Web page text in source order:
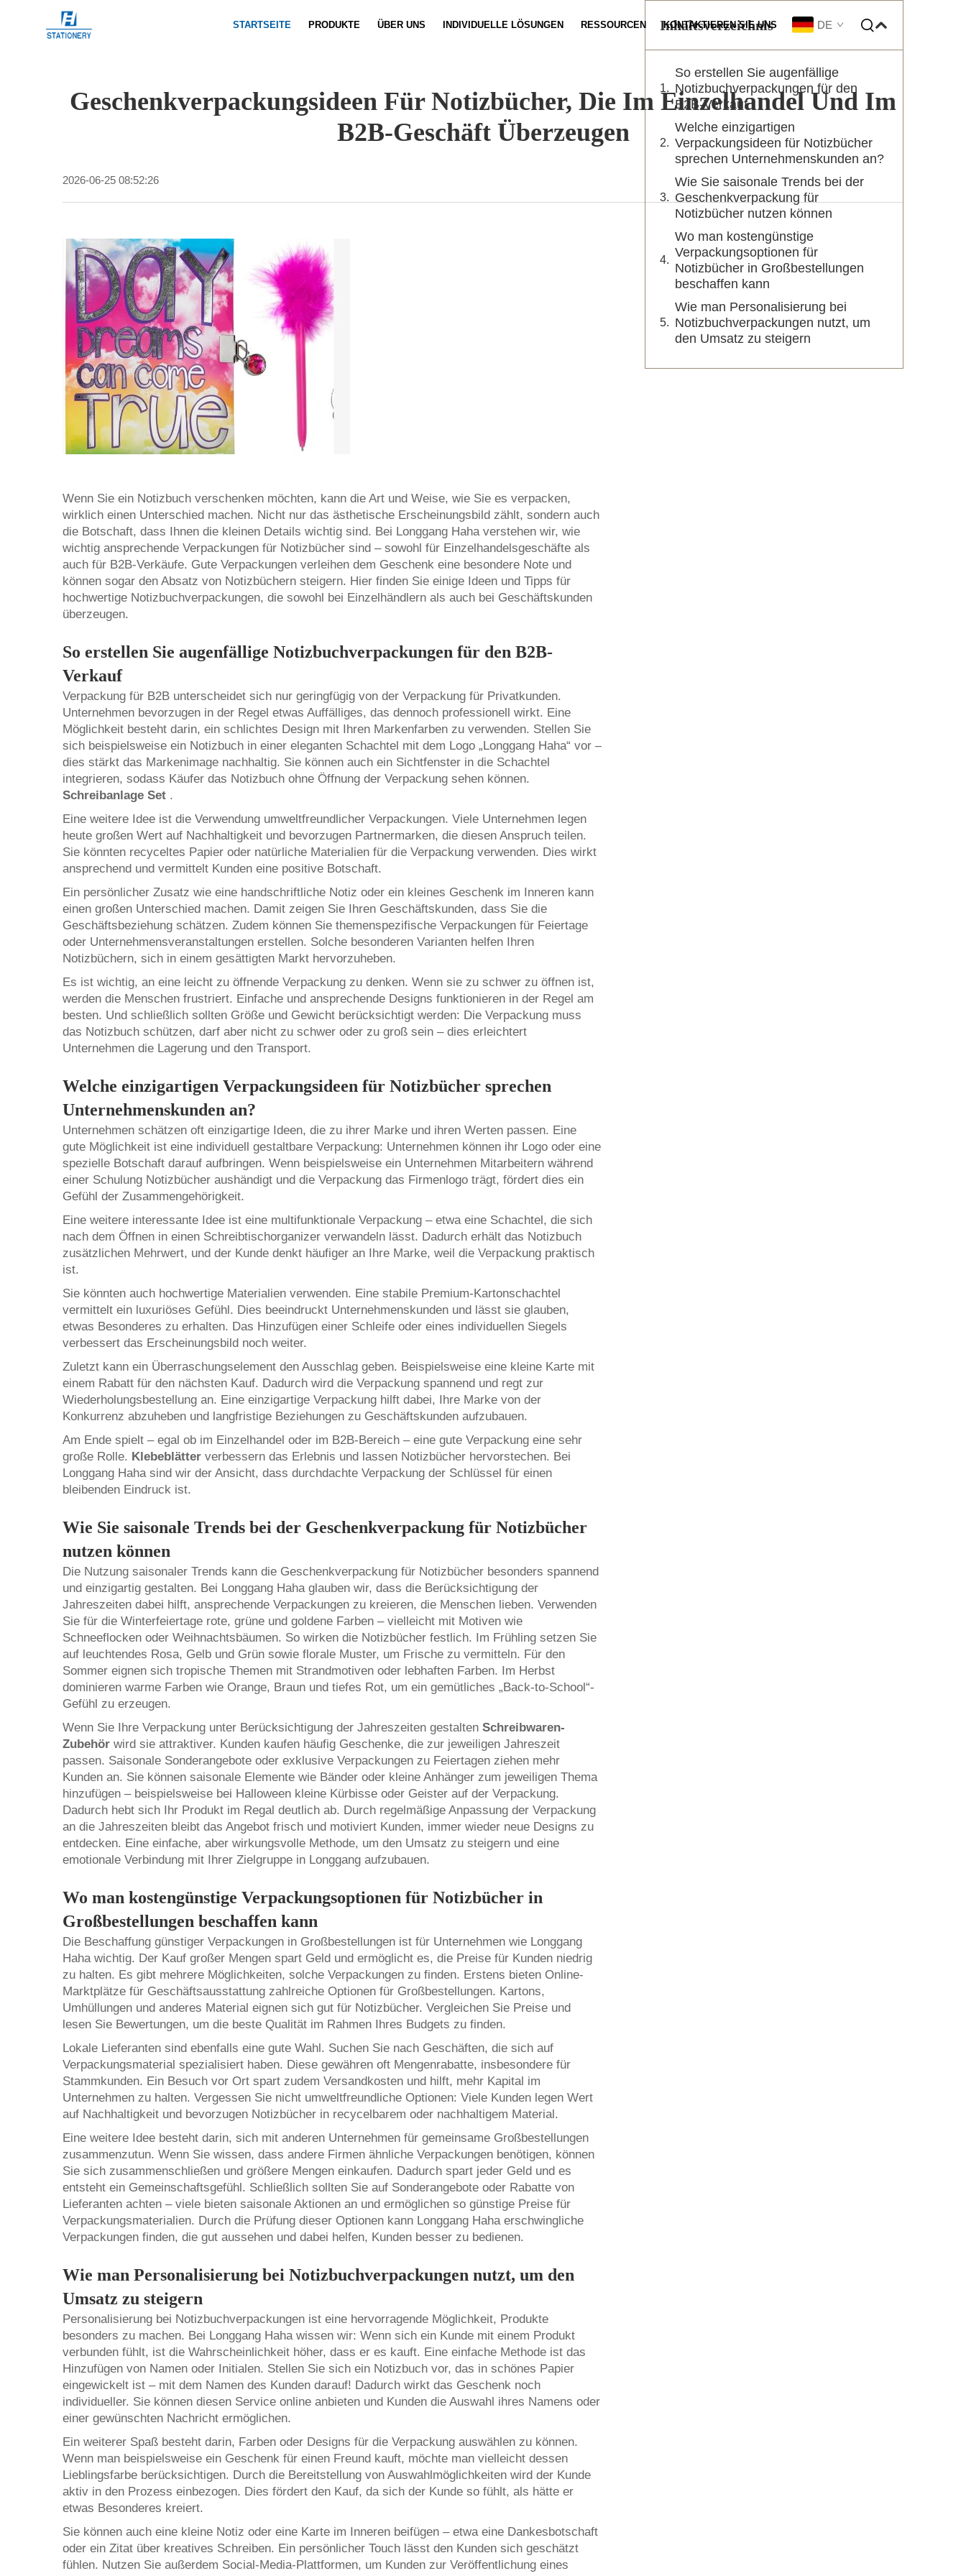
STARTSEITE PRODUKTE ÜBER UNS INDIVIDUELLE LÖSUNGEN
Satz-Anpassung
RESSOURCEN KONTAKTIEREN SIE UNS DE
Geschenkverpackungsideen Für Notizbücher, Die Im Einzelhandel Und Im
B2B-Geschäft Überzeugen
2026-06-25 08:52:26
Wenn Sie ein Notizbuch verschenken möchten, kann die Art und Weise, wie Sie es verpacken,
wirklich einen Unterschied machen. Nicht nur das ästhetische Erscheinungsbild zählt, sondern auch
die Botschaft, dass Ihnen die kleinen Details wichtig sind. Bei Longgang Haha verstehen wir, wie
wichtig ansprechende Verpackungen für Notizbücher sind – sowohl für Einzelhandelsgeschäfte als
auch für B2B-Verkäufe. Gute Verpackungen verleihen dem Geschenk eine besondere Note und
können sogar den Absatz von Notizbüchern steigern. Hier finden Sie einige Ideen und Tipps für
hochwertige Notizbuchverpackungen, die sowohl bei Einzelhändlern als auch bei Geschäftskunden
überzeugen.
So erstellen Sie augenfällige Notizbuchverpackungen für den B2B-
Verkauf
Verpackung für B2B unterscheidet sich nur geringfügig von der Verpackung für Privatkunden.
Unternehmen bevorzugen in der Regel etwas Auffälliges, das dennoch professionell wirkt. Eine
Möglichkeit besteht darin, ein schlichtes Design mit Ihren Markenfarben zu verwenden. Stellen Sie
sich beispielsweise ein Notizbuch in einer eleganten Schachtel mit dem Logo „Longgang Haha“ vor –
dies stärkt das Markenimage nachhaltig. Sie können auch ein Sichtfenster in die Schachtel
integrieren, sodass Käufer das Notizbuch ohne Öffnung der Verpackung sehen können.
Schreibanlage Set .
Eine weitere Idee ist die Verwendung umweltfreundlicher Verpackungen. Viele Unternehmen legen
heute großen Wert auf Nachhaltigkeit und bevorzugen Partnermarken, die diesen Anspruch teilen.
Sie könnten recyceltes Papier oder natürliche Materialien für die Verpackung verwenden. Dies wirkt
ansprechend und vermittelt Kunden eine positive Botschaft.
Ein persönlicher Zusatz wie eine handschriftliche Notiz oder ein kleines Geschenk im Inneren kann
einen großen Unterschied machen. Damit zeigen Sie Ihren Geschäftskunden, dass Sie die
Geschäftsbeziehung schätzen. Zudem können Sie themenspezifische Verpackungen für Feiertage
oder Unternehmensveranstaltungen erstellen. Solche besonderen Varianten helfen Ihren
Notizbüchern, sich in einem gesättigten Markt hervorzuheben.
Es ist wichtig, an eine leicht zu öffnende Verpackung zu denken. Wenn sie zu schwer zu öffnen ist,
werden die Menschen frustriert. Einfache und ansprechende Designs funktionieren in der Regel am
besten. Und schließlich sollten Größe und Gewicht berücksichtigt werden: Die Verpackung muss
das Notizbuch schützen, darf aber nicht zu schwer oder zu groß sein – dies erleichtert
Unternehmen die Lagerung und den Transport.
Welche einzigartigen Verpackungsideen für Notizbücher sprechen
Unternehmenskunden an?
Unternehmen schätzen oft einzigartige Ideen, die zu ihrer Marke und ihren Werten passen. Eine
gute Möglichkeit ist eine individuell gestaltbare Verpackung: Unternehmen können ihr Logo oder eine
spezielle Botschaft darauf aufbringen. Wenn beispielsweise ein Unternehmen Mitarbeitern während
einer Schulung Notizbücher aushändigt und die Verpackung das Firmenlogo trägt, fördert dies ein
Gefühl der Zusammengehörigkeit.
Eine weitere interessante Idee ist eine multifunktionale Verpackung – etwa eine Schachtel, die sich
nach dem Öffnen in einen Schreibtischorganizer verwandeln lässt. Dadurch erhält das Notizbuch
zusätzlichen Mehrwert, und der Kunde denkt häufiger an Ihre Marke, weil die Verpackung praktisch
ist.
Sie könnten auch hochwertige Materialien verwenden. Eine stabile Premium-Kartonschachtel
vermittelt ein luxuriöses Gefühl. Dies beeindruckt Unternehmenskunden und lässt sie glauben,
etwas Besonderes zu erhalten. Das Hinzufügen einer Schleife oder eines individuellen Siegels
verbessert das Erscheinungsbild noch weiter.
Zuletzt kann ein Überraschungselement den Ausschlag geben. Beispielsweise eine kleine Karte mit
einem Rabatt für den nächsten Kauf. Dadurch wird die Verpackung spannend und regt zur
Wiederholungsbestellung an. Eine einzigartige Verpackung hilft dabei, Ihre Marke von der
Konkurrenz abzuheben und langfristige Beziehungen zu Geschäftskunden aufzubauen.
Am Ende spielt – egal ob im Einzelhandel oder im B2B-Bereich – eine gute Verpackung eine sehr
große Rolle. Klebeblätter verbessern das Erlebnis und lassen Notizbücher hervorstechen. Bei
Longgang Haha sind wir der Ansicht, dass durchdachte Verpackung der Schlüssel für einen
bleibenden Eindruck ist.
Wie Sie saisonale Trends bei der Geschenkverpackung für Notizbücher
nutzen können
Die Nutzung saisonaler Trends kann die Geschenkverpackung für Notizbücher besonders spannend
und einzigartig gestalten. Bei Longgang Haha glauben wir, dass die Berücksichtigung der
Jahreszeiten dabei hilft, ansprechende Verpackungen zu kreieren, die Menschen lieben. Verwenden
Sie für die Winterfeiertage rote, grüne und goldene Farben – vielleicht mit Motiven wie
Schneeflocken oder Weihnachtsbäumen. So wirken die Notizbücher festlich. Im Frühling setzen Sie
auf leuchtendes Rosa, Gelb und Grün sowie florale Muster, um Frische zu vermitteln. Für den
Sommer eignen sich tropische Themen mit Strandmotiven oder lebhaften Farben. Im Herbst
dominieren warme Farben wie Orange, Braun und tiefes Rot, um ein gemütliches „Back-to-School“-
Gefühl zu erzeugen.
Wenn Sie Ihre Verpackung unter Berücksichtigung der Jahreszeiten gestalten Schreibwaren-
Zubehör wird sie attraktiver. Kunden kaufen häufig Geschenke, die zur jeweiligen Jahreszeit
passen. Saisonale Sonderangebote oder exklusive Verpackungen zu Feiertagen ziehen mehr
Kunden an. Sie können saisonale Elemente wie Bänder oder kleine Anhänger zum jeweiligen Thema
hinzufügen – beispielsweise bei Halloween kleine Kürbisse oder Geister auf der Verpackung.
Dadurch hebt sich Ihr Produkt im Regal deutlich ab. Durch regelmäßige Anpassung der Verpackung
an die Jahreszeiten bleibt das Angebot frisch und motiviert Kunden, immer wieder neue Designs zu
entdecken. Eine einfache, aber wirkungsvolle Methode, um den Umsatz zu steigern und eine
emotionale Verbindung mit Ihrer Zielgruppe in Longgang aufzubauen.
Wo man kostengünstige Verpackungsoptionen für Notizbücher in
Großbestellungen beschaffen kann
Die Beschaffung günstiger Verpackungen in Großbestellungen ist für Unternehmen wie Longgang
Haha wichtig. Der Kauf großer Mengen spart Geld und ermöglicht es, die Preise für Kunden niedrig
zu halten. Es gibt mehrere Möglichkeiten, solche Verpackungen zu finden. Erstens bieten Online-
Marktplätze für Geschäftsausstattung zahlreiche Optionen für Großbestellungen. Kartons,
Umhüllungen und anderes Material eignen sich gut für Notizbücher. Vergleichen Sie Preise und
lesen Sie Bewertungen, um die beste Qualität im Rahmen Ihres Budgets zu finden.
Lokale Lieferanten sind ebenfalls eine gute Wahl. Suchen Sie nach Geschäften, die sich auf
Verpackungsmaterial spezialisiert haben. Diese gewähren oft Mengenrabatte, insbesondere für
Stammkunden. Ein Besuch vor Ort spart zudem Versandkosten und hilft, mehr Kapital im
Unternehmen zu halten. Vergessen Sie nicht umweltfreundliche Optionen: Viele Kunden legen Wert
auf Nachhaltigkeit und bevorzugen Notizbücher in recycelbarem oder nachhaltigem Material.
Eine weitere Idee besteht darin, sich mit anderen Unternehmen für gemeinsame Großbestellungen
zusammenzutun. Wenn Sie wissen, dass andere Firmen ähnliche Verpackungen benötigen, können
Sie sich zusammenschließen und größere Mengen einkaufen. Dadurch spart jeder Geld und es
entsteht ein Gemeinschaftsgefühl. Schließlich sollten Sie auf Sonderangebote oder Rabatte von
Lieferanten achten – viele bieten saisonale Aktionen an und ermöglichen so günstige Preise für
Verpackungsmaterialien. Durch die Prüfung dieser Optionen kann Longgang Haha erschwingliche
Verpackungen finden, die gut aussehen und dabei helfen, Kunden besser zu bedienen.
Wie man Personalisierung bei Notizbuchverpackungen nutzt, um den
Umsatz zu steigern
Personalisierung bei Notizbuchverpackungen ist eine hervorragende Möglichkeit, Produkte
besonders zu machen. Bei Longgang Haha wissen wir: Wenn sich ein Kunde mit einem Produkt
verbunden fühlt, ist die Wahrscheinlichkeit höher, dass er es kauft. Eine einfache Methode ist das
Hinzufügen von Namen oder Initialen. Stellen Sie sich ein Notizbuch vor, das in schönes Papier
eingewickelt ist – mit dem Namen des Kunden darauf! Dadurch wirkt das Geschenk noch
individueller. Sie können diesen Service online anbieten und Kunden die Auswahl ihres Namens oder
einer gewünschten Nachricht ermöglichen.
Ein weiterer Spaß besteht darin, Farben oder Designs für die Verpackung auswählen zu können.
Wenn man beispielsweise ein Geschenk für einen Freund kauft, möchte man vielleicht dessen
Lieblingsfarbe berücksichtigen. Durch die Bereitstellung von Auswahlmöglichkeiten wird der Kunde
aktiv in den Prozess einbezogen. Dies fördert den Kauf, da sich der Kunde so fühlt, als hätte er
etwas Besonderes kreiert.
Sie können auch eine kleine Notiz oder eine Karte im Inneren beifügen – etwa eine Dankesbotschaft
oder ein Zitat über kreatives Schreiben. Ein persönlicher Touch lässt den Kunden sich geschätzt
fühlen. Nutzen Sie außerdem Social-Media-Plattformen, um Kunden zur Veröffentlichung eines
Inhaltsverzeichnis
So erstellen Sie augenfällige
Notizbuchverpackungen für den
B2B-Verkauf
Welche einzigartigen
Verpackungsideen für Notizbücher
sprechen Unternehmenskunden an?
Wie Sie saisonale Trends bei der
Geschenkverpackung für
Notizbücher nutzen können
Wo man kostengünstige
Verpackungsoptionen für
Notizbücher in Großbestellungen
beschaffen kann
Wie man Personalisierung bei
Notizbuchverpackungen nutzt, um
den Umsatz zu steigern